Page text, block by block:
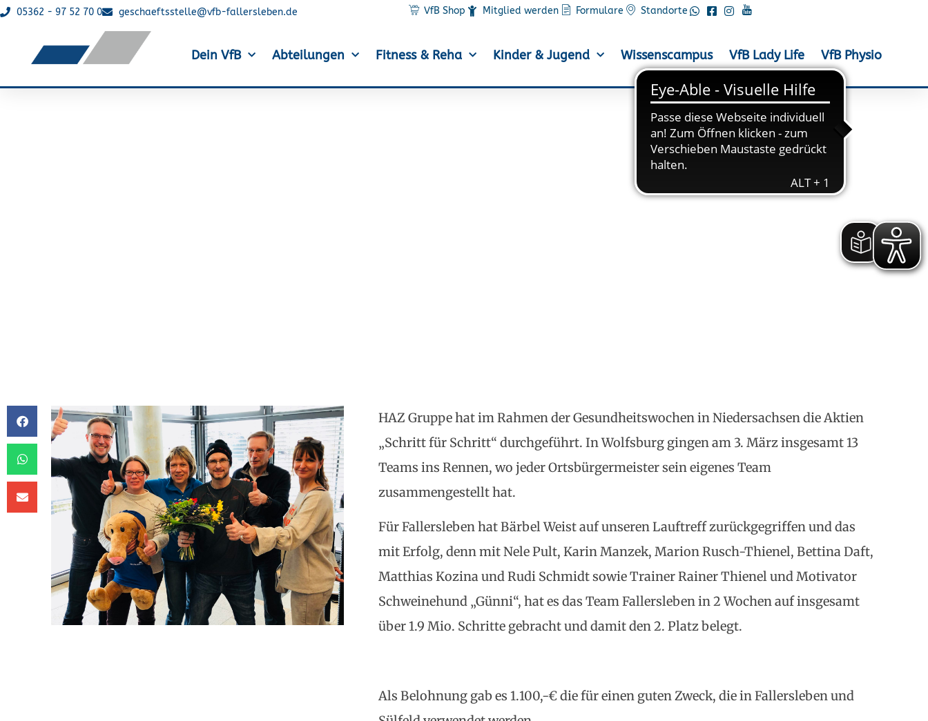
05362 - 97 52 70 0 geschaeftsstelle@vfb-fallersleben.de VfB Shop Mitglied werden Formulare Standorte
Dein VfB Abteilungen Fitness & Reha Kinder & Jugend Wissenscampus VfB Lady Life VfB Physio
Leichtathletik: 2. Platz bei der WAZ-Aktion Schritt für Schritt mit
HAZ Gruppe hat im Rahmen der Gesundheitswochen in Niedersachsen die Aktien
„Schritt für Schritt“ durchgeführt. In Wolfsburg gingen am 3. März insgesamt 13
Teams ins Rennen, wo jeder Ortsbürgermeister sein eigenes Team
zusammengestellt hat.
Für Fallersleben hat Bärbel Weist auf unseren Lauftreff zurückgegriffen und das
mit Erfolg, denn mit Nele Pult, Karin Manzek, Marion Rusch-Thienel, Bettina Daft,
Matthias Kozina und Rudi Schmidt sowie Trainer Rainer Thienel und Motivator
Schweinehund „Günni“, hat es das Team Fallersleben in 2 Wochen auf insgesamt
über 1.9 Mio. Schritte gebracht und damit den 2. Platz belegt.
Als Belohnung gab es 1.100,-€ die für einen guten Zweck, die in Fallersleben und